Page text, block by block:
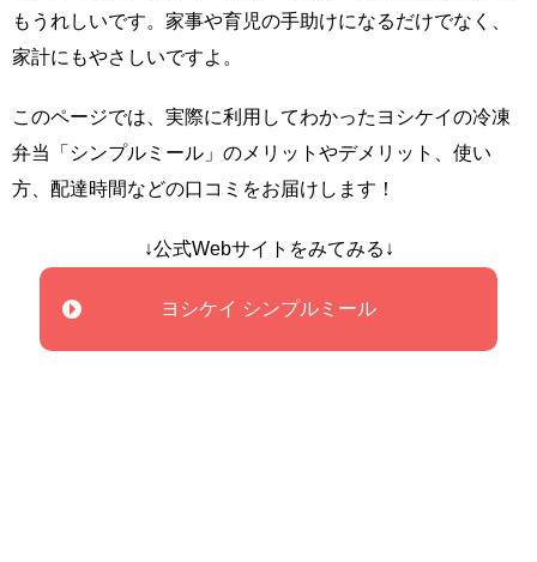
もうれしいです。家事や育児の手助けになるだけでなく、
家計にもやさしいですよ。
このページでは、実際に利用してわかったヨシケイの冷凍
弁当「シンプルミール」のメリットやデメリット、使い
方、配達時間などの口コミをお届けします！
↓公式Webサイトをみてみる↓
ヨシケイ シンプルミール